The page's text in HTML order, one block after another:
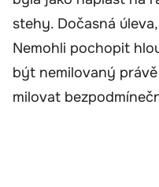
stehy. Dočasná
Nemohli pochopit
být nemilovaný
milovat